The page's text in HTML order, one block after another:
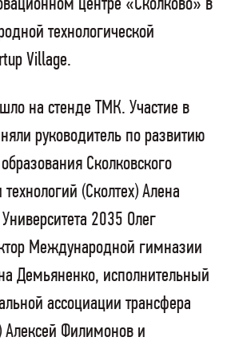
центре «Сколково» в
технологической
Village.
на стенде ТМК. Участие в
руководитель по развитию
Сколковского
технологий (Сколтех) Алена
2035 Олег
Международной гимназии
Демьяненко, исполнительный
ассоциации трансфера
Алексей Филимонов и